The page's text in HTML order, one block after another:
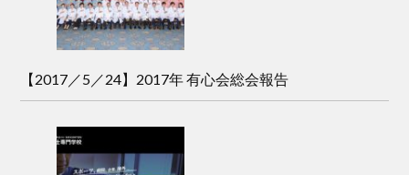
【2017／5／24】2017年 有心会総会報告